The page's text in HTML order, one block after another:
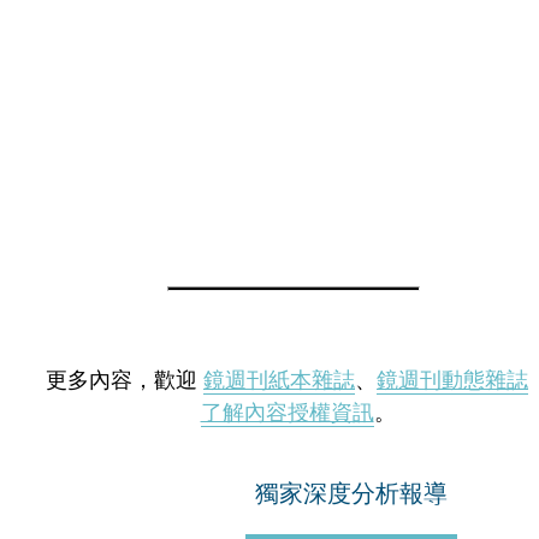
更多內容，歡迎 鏡週刊紙本雜誌、 鏡週刊動態雜誌
了解內容授權資訊。
獨家深度分析報導